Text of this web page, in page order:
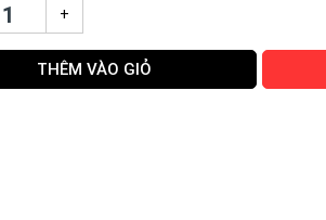
+
THÊM VÀO GIỎ